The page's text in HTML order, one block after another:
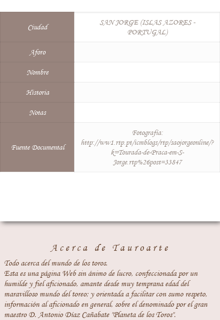
Ciudad
SAN JORGE (ISLAS AZORES -
PORTUGAL)
Aforo
Nombre
Historia
Notas
Fuente Documental
Fotografía:
http://ww1.rtp.pt/icmblogs/rtp/saojorgeonline/?
k=Tourada-de-Praca-em-S-
Jorge.rtp%26post=33847
Acerca de Tauroarte
Todo acerca del mundo de los toros.
Esta es una página Web sin ánimo de lucro, confeccionada por un
humilde y fiel aficionado, amante desde muy temprana edad del
maravilloso mundo del toreo; y orientada a facilitar con sumo respeto,
información al aficionado en general, sobre el denominado por el gran
maestro D. Antonio Díaz Cañabate "Planeta de los Toros".